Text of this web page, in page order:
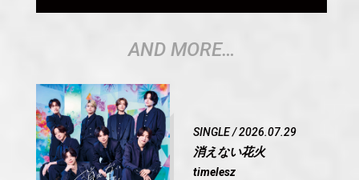
AND MORE…
SINGLE / 2026.07.29
消えない花火
timelesz